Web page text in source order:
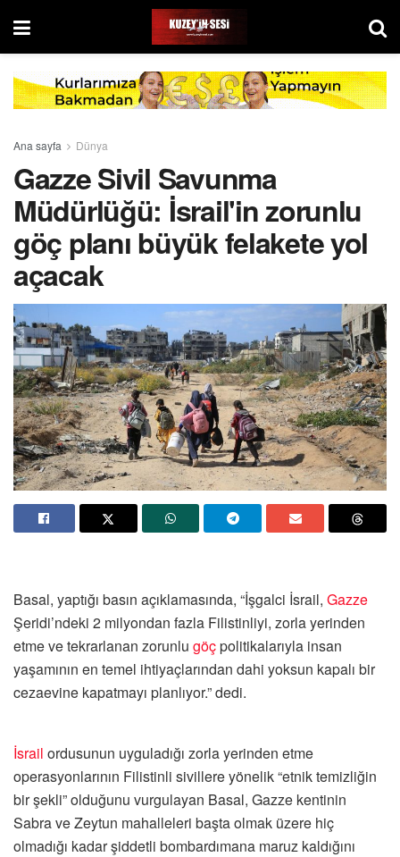
Ana sayfa Dünya
Gazze Sivil Savunma
Müdürlüğü: İsrail'in zorunlu
göç planı büyük felakete yol
açacak
Basal, yaptığı basın açıklamasında, “İşgalci İsrail, Gazze
Şeridi’ndeki 2 milyondan fazla Filistinliyi, zorla yerinden
etme ve tekrarlanan zorunlu göçpolitikalarıyla insan
yaşamının en temel ihtiyaçlarından dahi yoksun kapalı bir
cezaevine kapatmayı planlıyor.” dedi.
İsrail ordusunun uyguladığı zorla yerinden etme
operasyonlarının Filistinli sivillere yönelik “etnik temizliğin
bir şekli” olduğunu vurgulayan Basal, Gazze kentinin
Sabra ve Zeytun mahalleleri başta olmak üzere hiç
olmadığı kadar şiddetli bombardımana maruz kaldığını